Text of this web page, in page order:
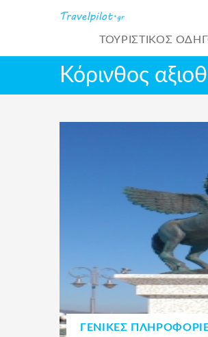
ΤΟΥΡΙΣΤΙΚΌΣ
Κόρινθος
ΓΕΝΙΚΕΣ